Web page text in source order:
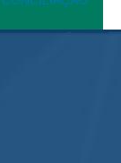
1º e 2º